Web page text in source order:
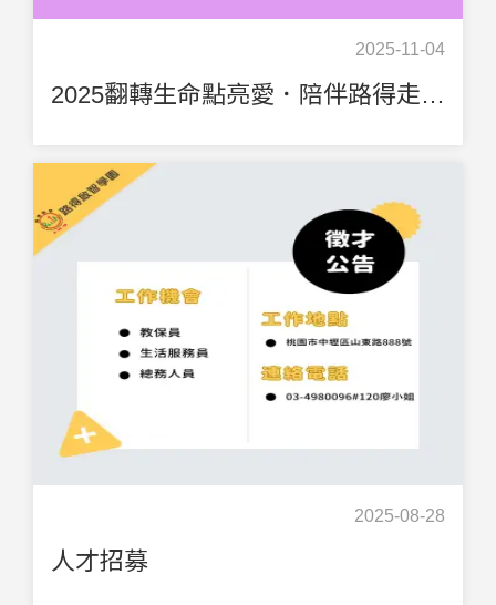
2025-11-04
2025翻轉生命點亮愛．陪伴路得走三十愛心 公益園遊會
2025-08-28
人才招募